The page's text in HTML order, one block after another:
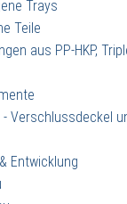
Trays
Teile
aus PP-HKP,
- Verschlussdeckel
Entwicklung